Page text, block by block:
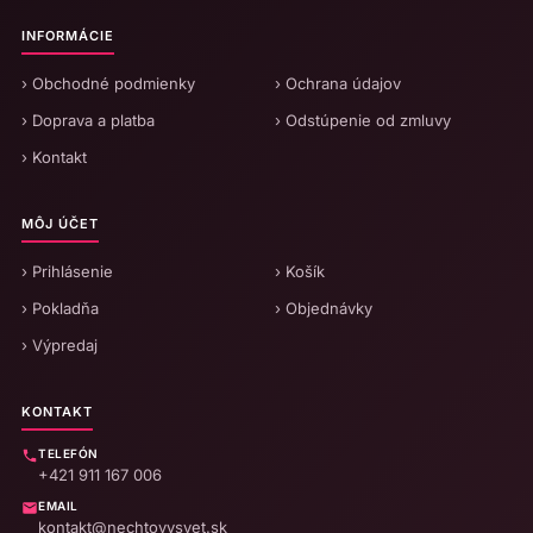
INFORMÁCIE
› Obchodné podmienky
› Ochrana údajov
› Doprava a platba
› Odstúpenie od zmluvy
› Kontakt
MÔJ ÚČET
› Prihlásenie
› Košík
› Pokladňa
› Objednávky
› Výpredaj
KONTAKT
TELEFÓN
+421 911 167 006
EMAIL
kontakt@nechtovysvet.sk